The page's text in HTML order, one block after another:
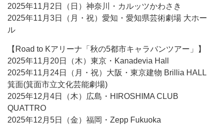
2025年11月2日（日）神奈川・カルッツかわさき
2025年11月3日（月・祝）愛知・愛知県芸術劇場 大ホー
ル
【Road to Kアリーナ「秋の5都市キャラバンツアー」】
2025年11月20日（木）東京・Kanadevia Hall
2025年11月24日（月・祝）大阪・東京建物 Brillia HALL
箕面(箕面市立文化芸能劇場)
2025年12月4日（木）広島・HIROSHIMA CLUB
QUATTRO
2025年12月5日（金）福岡・Zepp Fukuoka